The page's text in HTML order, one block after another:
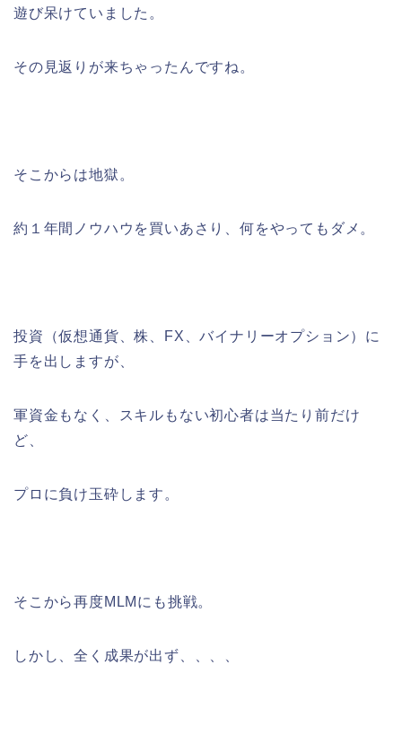
遊び呆けていました。
その見返りが来ちゃったんですね。
そこからは地獄。
約１年間ノウハウを買いあさり、何をやってもダメ。
投資（仮想通貨、株、FX、バイナリーオプション）に
手を出しますが、
軍資金もなく、スキルもない初心者は当たり前だけ
ど、
プロに負け玉砕します。
そこから再度MLMにも挑戦。
しかし、全く成果が出ず、、、、